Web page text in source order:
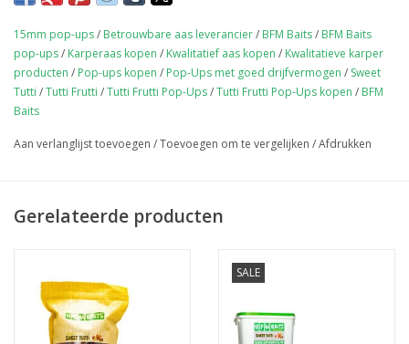
15mm pop-ups/ Betrouwbare aas leverancier/ BFM Baits/ BFM Baits
pop-ups/ Karperaas kopen / Kwalitatief aas kopen / Kwalitatieve karper
producten / Pop-ups kopen / Pop-Ups met goed drijfvermogen / Sweet
Tutti /Tutti Frutti /Tutti Frutti Pop-Ups/Tutti Frutti Pop-Ups kopen / BFM
Baits
Aan verlanglijst toevoegen /Toevoegen om te vergelijken /Afdrukken
Gerelateerde producten
SALE